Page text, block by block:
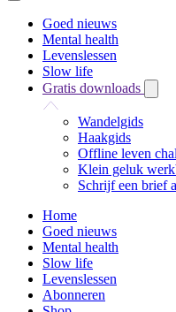
Goed nieuws
Mental health
Levenslessen
Slow life
Gratis downloads
Wandelgids
Haakgids
Offline leven
Klein geluk
Schrijf een brief
Home
Goed nieuws
Mental health
Slow life
Levenslessen
Abonneren